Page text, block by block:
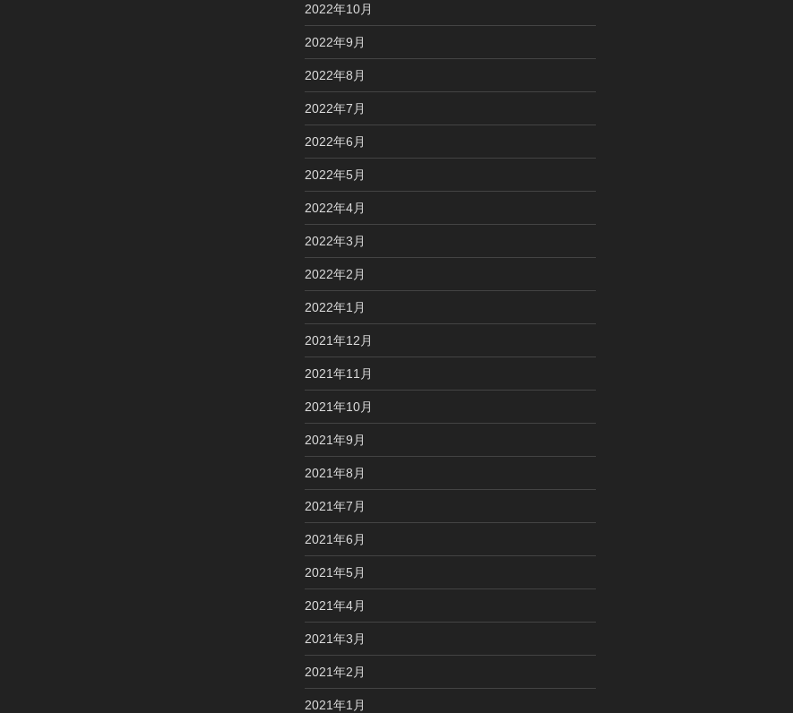
2022年10月
2022年9月
2022年8月
2022年7月
2022年6月
2022年5月
2022年4月
2022年3月
2022年2月
2022年1月
2021年12月
2021年11月
2021年10月
2021年9月
2021年8月
2021年7月
2021年6月
2021年5月
2021年4月
2021年3月
2021年2月
2021年1月